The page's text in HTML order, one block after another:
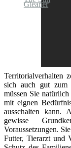
Territorialverhalten
sich auch gut zum
müssen Sie
mit eignen
ausschalten kann.
gewisse
Voraussetzungen.
Futter, Tierarzt und